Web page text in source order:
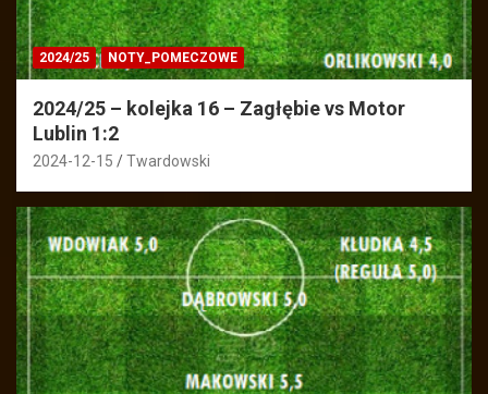
2024/25 NOTY_POMECZOWE
2024/25 – kolejka 16 – Zagłębie vs Motor
Lublin 1:2
2024-12-15 Twardowski